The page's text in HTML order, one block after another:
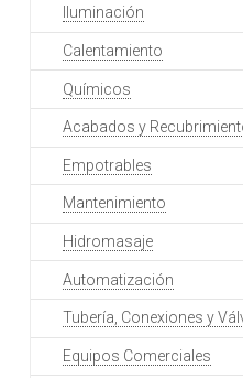
Iluminación
Calentamiento
Químicos
Acabados y
Empotrables
Mantenimiento
Hidromasaje
Automatización
Tubería, Conexiones y
Equipos Comerciales